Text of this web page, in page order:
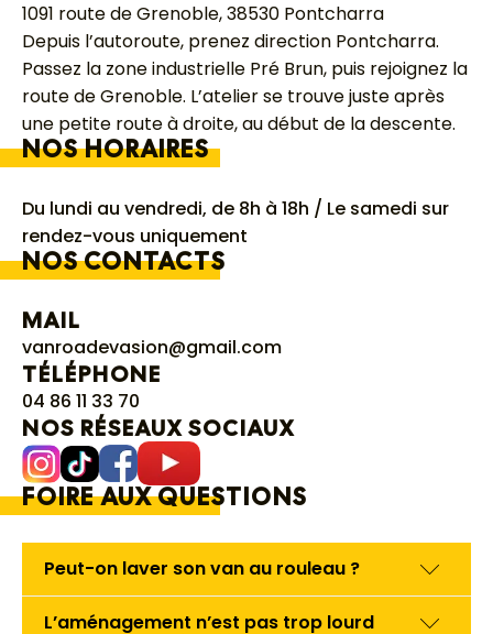
1091 route de Grenoble, 38530 Pontcharra
Depuis l’autoroute, prenez direction Pontcharra.
Passez la zone industrielle Pré Brun, puis rejoignez la
route de Grenoble. L’atelier se trouve juste après
une petite route à droite, au début de la descente.
NOS HORAIRES
Du lundi au vendredi, de 8h à 18h / Le samedi sur
rendez-vous uniquement
NOS CONTACTS
MAIL
vanroadevasion@gmail.com
TÉLÉPHONE
04 86 11 33 70
NOS RÉSEAUX SOCIAUX
FOIRE AUX QUESTIONS
Peut-on laver son van au rouleau ?
Non, il faut impérativement laver votre véhicule
L’aménagement n’est pas trop lourd